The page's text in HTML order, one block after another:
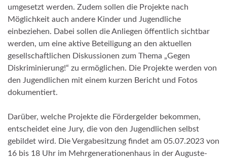
umgesetzt werden. Zudem sollen die Projekte nach
Möglichkeit auch andere Kinder und Jugendliche
einbeziehen. Dabei sollen die Anliegen öffentlich sichtbar
werden, um eine aktive Beteiligung an den aktuellen
gesellschaftlichen Diskussionen zum Thema „Gegen
Diskriminierung!“ zu ermöglichen. Die Projekte werden von
den Jugendlichen mit einem kurzen Bericht und Fotos
dokumentiert.
Darüber, welche Projekte die Fördergelder bekommen,
entscheidet eine Jury, die von den Jugendlichen selbst
gebildet wird. Die Vergabesitzung findet am 05.07.2023 von
16 bis 18 Uhr im Mehrgenerationenhaus in der Auguste-